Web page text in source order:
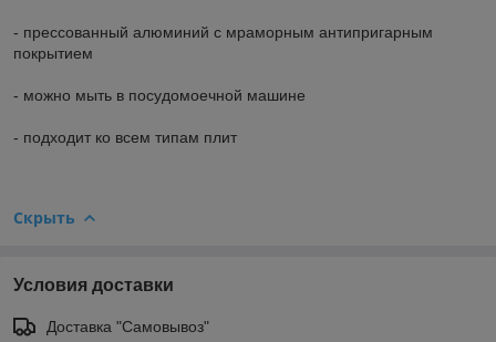
- прессованный алюминий с мраморным антипригарным
покрытием
- можно мыть в посудомоечной машине
- подходит ко всем типам плит
Скрыть
Условия доставки
Доставка "Самовывоз"